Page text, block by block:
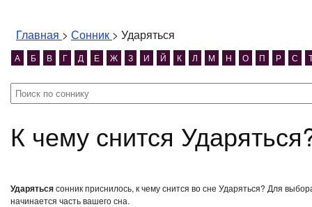
Главная > Сонник > Ударяться
А Б В Г Д Е Ж З И Й К Л М Н О П Р С
К чему снится
Ударятьсясонник приснилось, к чему снится во сне Ударяться? Для
начинается часть вашего сна.